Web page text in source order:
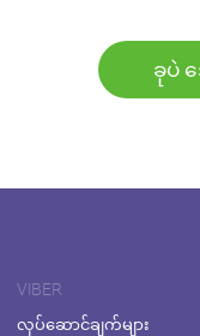
ခုပဲ
VIBER
လုပ်ဆောင်ချက်များ